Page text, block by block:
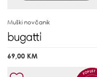
Muški novčanik
69,00 KM
POPUST